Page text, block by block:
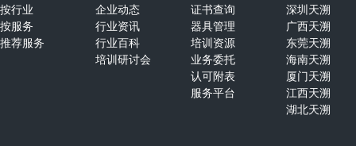
按行业
按服务
推荐服务
企业动态
行业资讯
行业百科
培训研讨会
证书查询
器具管理
培训资源
业务委托
认可附表
服务平台
深圳天溯
广西天溯
东莞天溯
海南天溯
厦门天溯
江西天溯
湖北天溯